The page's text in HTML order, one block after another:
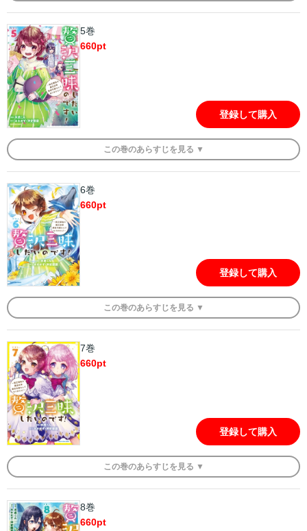
5巻
660pt
登録して購入
この巻のあらすじを 見る ▼
6巻
660pt
登録して購入
この巻のあらすじを 見る ▼
7巻
660pt
登録して購入
この巻のあらすじを 見る ▼
8巻
660pt